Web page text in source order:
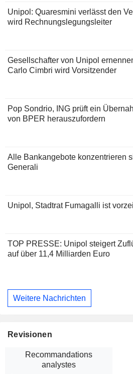
Unipol: Quaresmini verlässt den
wird Rechnungslegungsleiter
Gesellschafter von Unipol
Carlo Cimbri wird Vorsitzender
Pop Sondrio, ING prüft ein
von BPER herauszufordern
Alle Bankangebote konzentrieren
Generali
Unipol, Stadtrat Fumagalli ist
TOP PRESSE: Unipol steigert
auf über 11,4 Milliarden Euro
Weitere Nachrichten
Revisionen
Recommandations
analystes